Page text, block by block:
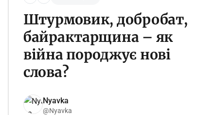
Штурмовик, добробат,
байрактарщина – як
війна породжує нові
слова?
Nyavka
@Nyavka